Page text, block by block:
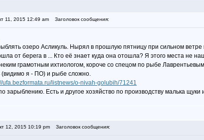
11, 2015 12:49 am Заголовок сообщения:
озеро Асликуль. Нырял в прошлую пятницу при сильном ветре
от берега в ... Кто её знает куда она отошла? Я этого места не
грамотным ихтиологом, короче со спецом по рыбе
(видимо я - ПО) и рыбе сложно.
ufa.bezformata.ru/listnews/o-nivah-golubih/71241
зарыблению. Есть и другое хозяйство по производству малька
12, 2015 10:19 pm Заголовок сообщения: